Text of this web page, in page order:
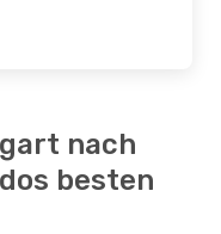
nach
besten